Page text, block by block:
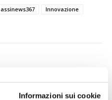
Informazioni sui cookie
assinews367
Innovazione